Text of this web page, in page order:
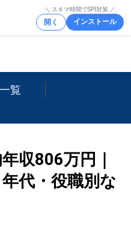
＼ スキマ時間でSPI対策 ／
開く インストール
覧
収806万円｜
代・役職別な